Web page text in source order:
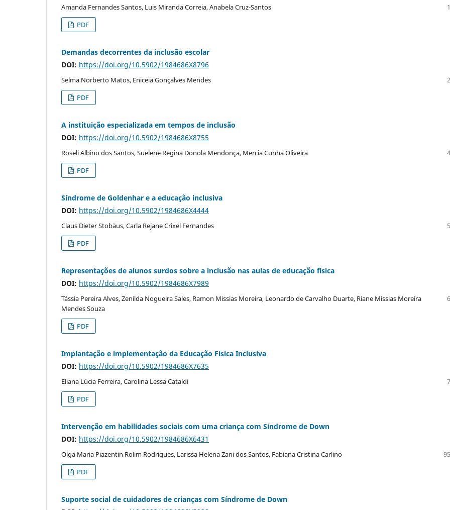
Amanda Fernandes Santos, Luis Miranda Correia, Anabela Cruz-Santos
PDF
Demandas decorrentes da inclusão escolar
DOI: https://doi.org/10.5902/1984686X8796
Selma Norberto Matos, Eniceia Gonçalves Mendes
PDF
A instituição especializada em tempos de inclusão
DOI: https://doi.org/10.5902/1984686X8755
Roseli Albino dos Santos, Suelene Regina Donola Mendonça, Mercia Cunha Oliveira
PDF
Síndrome de Goldenhar e a educação inclusiva
DOI: https://doi.org/10.5902/1984686X4444
Claus Dieter Stobäus, Carla Rejane Crixel Fernandes
PDF
Representações de alunos surdos sobre a inclusão nas aulas de educação física
DOI: https://doi.org/10.5902/1984686X7989
Tássia Pereira Alves, Zenilda Nogueira Sales, Ramon Missias Moreira, Leonardo de Carvalho Duarte, Riane Missias Moreira
Mendes Souza
PDF
Implantação e implementação da Educação Física Inclusiva
DOI: https://doi.org/10.5902/1984686X7635
Eliana Lúcia Ferreira, Carolina Lessa Cataldi
PDF
Intervenção em habilidades sociais com uma criança com Síndrome de Down
DOI: https://doi.org/10.5902/1984686X6431
Olga Maria Piazentin Rolim Rodrigues, Larissa Helena Zani dos Santos, Fabiana Cristina Carlino
PDF
Suporte social de cuidadores de crianças com Síndrome de Down